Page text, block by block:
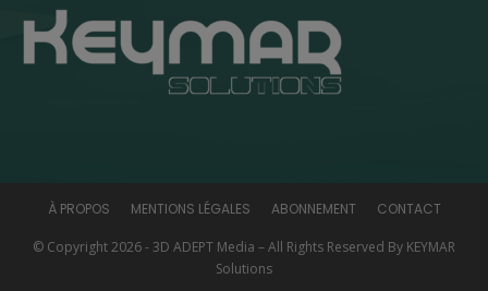
À PROPOS MENTIONS LÉGALES ABONNEMENT CONTACT
© Copyright 2026 - 3D ADEPT Media – All Rights Reserved By KEYMAR
Solutions